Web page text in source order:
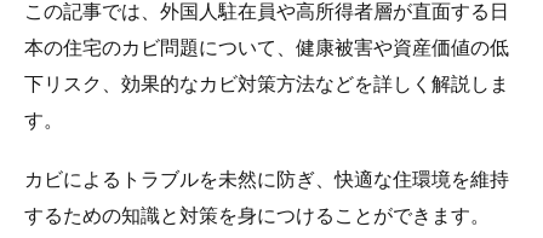
この記事では、外国人駐在員や高所得者層が直面する日
本の住宅のカビ問題について、健康被害や資産価値の低
下リスク、効果的なカビ対策方法などを詳しく解説しま
す。
カビによるトラブルを未然に防ぎ、快適な住環境を維持
するための知識と対策を身につけることができます。